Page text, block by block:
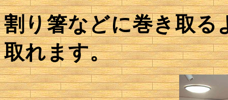
割り箸などに巻き取
取れます。